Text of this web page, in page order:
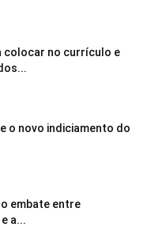
colocar no currículo e
o novo indiciamento do
embate entre
a...